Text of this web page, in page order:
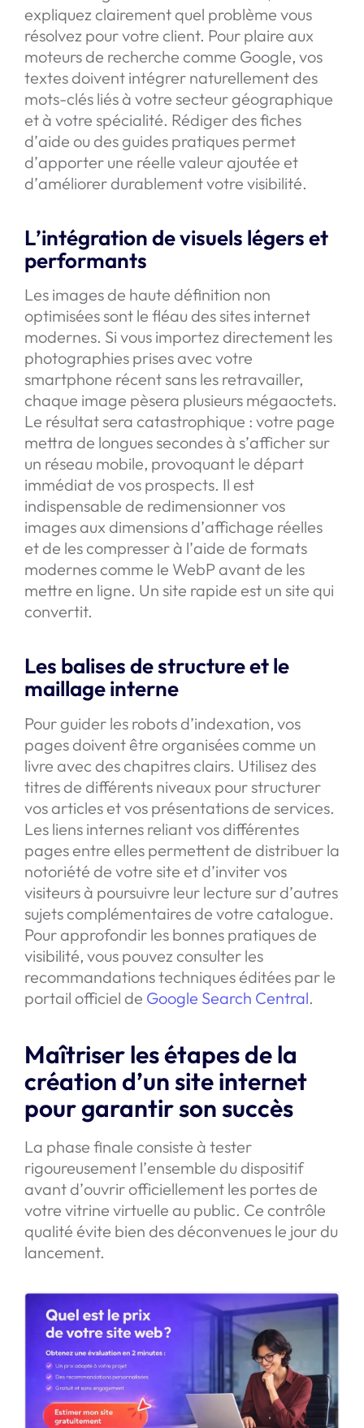
expliquez clairement quel problème vous
résolvez pour votre client. Pour plaire aux
moteurs de recherche comme Google, vos
textes doivent intégrer naturellement des
mots-clés liés à votre secteur géographique
et à votre spécialité. Rédiger des fiches
d’aide ou des guides pratiques permet
d’apporter une réelle valeur ajoutée et
d’améliorer durablement votre visibilité.
L’intégration de visuels légers et
performants
Les images de haute définition non
optimisées sont le fléau des sites internet
modernes. Si vous importez directement les
photographies prises avec votre
smartphone récent sans les retravailler,
chaque image pèsera plusieurs mégaoctets.
Le résultat sera catastrophique : votre page
mettra de longues secondes à s’afficher sur
un réseau mobile, provoquant le départ
immédiat de vos prospects. Il est
indispensable de redimensionner vos
images aux dimensions d’affichage réelles
et de les compresser à l’aide de formats
modernes comme le WebP avant de les
mettre en ligne. Un site rapide est un site qui
convertit.
Les balises de structure et le
maillage interne
Pour guider les robots d’indexation, vos
pages doivent être organisées comme un
livre avec des chapitres clairs. Utilisez des
titres de différents niveaux pour structurer
vos articles et vos présentations de services.
Les liens internes reliant vos différentes
pages entre elles permettent de distribuer la
notoriété de votre site et d’inviter vos
visiteurs à poursuivre leur lecture sur d’autres
sujets complémentaires de votre catalogue.
Pour approfondir les bonnes pratiques de
visibilité, vous pouvez consulter les
recommandations techniques éditées par le
portail officiel de Google Search Central.
Maîtriser les étapes de la
création d’un site internet
pour garantir son succès
La phase finale consiste à tester
rigoureusement l’ensemble du dispositif
avant d’ouvrir officiellement les portes de
votre vitrine virtuelle au public. Ce contrôle
qualité évite bien des déconvenues le jour du
lancement.